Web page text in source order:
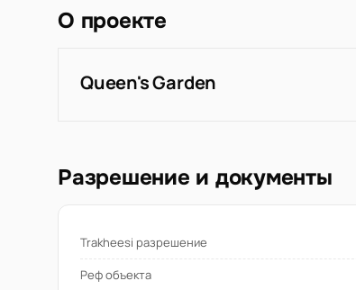
О проекте
Queen's Garden
Разрешение и документы
Trakheesi разрешение
Реф объекта